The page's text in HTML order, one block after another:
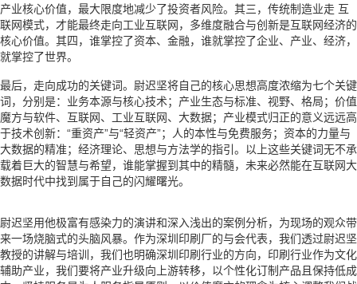
产业核心价值，最大限度地减少了投资者风险。其三，传统制造业走 互
联网模式，才能最终走向工业互联网，多维度融合与创新是互联网经济的
核心价值。其四，谁掌控了资本、金融，谁就掌控了企业、产业、经济，
就掌控了世界。
最后，走向成功的关键词。尉迟坚将自己的核心思想高度浓缩为七个关键
词，分别是：业务本源与核心技术；产业生态与标准、视野、格局；价值
魔方与软件、互联网、工业互联网、大数据；产业模式归正的意义远远高
于技术创新：“重资产”与“轻资产”；人的本性与免费服务；资本的力量与
大数据的精准；经济理论、思想与方法学的指引。以上这些关键词无不承
载着巨大的智慧与希望，谁能掌握到其中的精髓，未来必然能在互联网大
数据时代中找到属于自己的闪耀曙光。
尉迟坚用他极富有感染力的演讲和深入浅出的案例分析，为现场的观众带
来一场烧脑式的头脑风暴。作为深圳印刷厂的与会代表，我们透过尉迟坚
教授的讲解与培训，我们也明确深圳印刷行业的方向，印刷行业作为文化
辅助产业，我们要将产业升级向上游转移，以个性化订制产品且保持低成